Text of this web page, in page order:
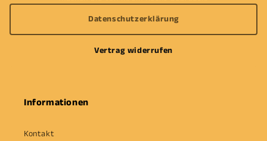
Datenschutzerklärung
Vertrag widerrufen
Informationen
Kontakt